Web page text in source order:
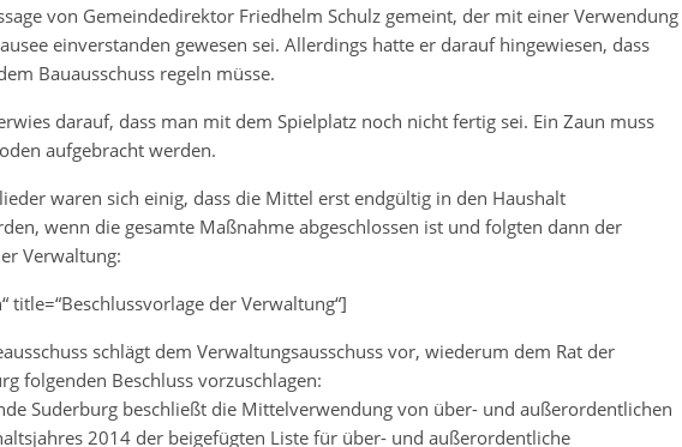
von Gemeindedirektor Friedhelm Schulz gemeint, der mit einer Verwendung
einverstanden gewesen sei. Allerdings hatte er darauf hingewiesen, dass
Bauausschuss regeln müsse.
darauf, dass man mit dem Spielplatz noch nicht fertig sei. Ein Zaun muss
aufgebracht werden.
waren sich einig, dass die Mittel erst endgültig in den Haushalt
wenn die gesamte Maßnahme abgeschlossen ist und folgten dann der
Verwaltung:
title=“Beschlussvorlage der Verwaltung“]
schlägt dem Verwaltungsausschuss vor, wiederum dem Rat der
folgenden Beschluss vorzuschlagen:
Suderburg beschließt die Mittelverwendung von über- und außerordentlichen
2014 der beigefügten Liste für über- und außerordentliche